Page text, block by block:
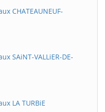
CHATEAUNEUF-
SAiNT-VALLiER-DE-
LA TURBiE